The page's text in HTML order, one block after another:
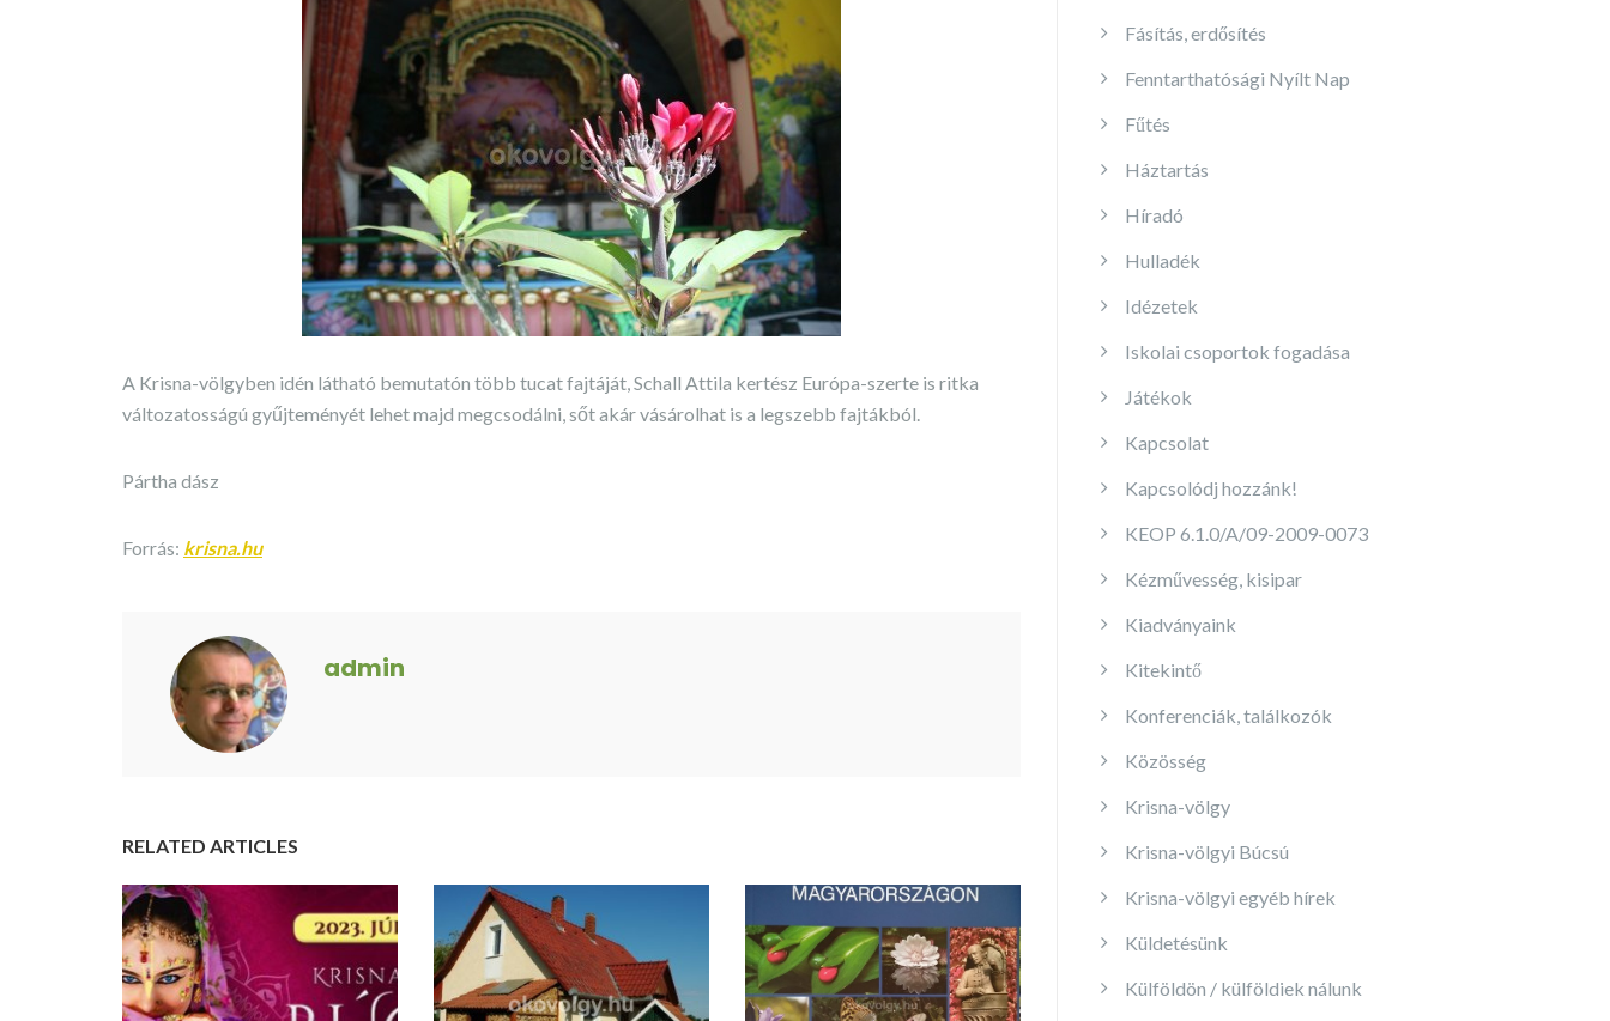
A Krisna-völgyben idén látható bemutatón több tucat fajtáját, Schall Attila kertész Európa-szerte is ritka
változatosságú gyűjteményét lehet majd megcsodálni, sőt akár vásárolhat is a legszebb fajtákból.
Pártha dász
Forrás: krisna.hu
admin
RELATED ARTICLES
Fásítás, erdősítés
Fenntarthatósági Nyílt Nap
Fűtés
Háztartás
Híradó
Hulladék
Idézetek
Iskolai csoportok fogadása
Játékok
Kapcsolat
Kapcsolódj hozzánk!
KEOP 6.1.0/A/09-2009-0073
Kézművesség, kisipar
Kiadványaink
Kitekintő
Konferenciák, találkozók
Közösség
Krisna-völgy
Krisna-völgyi Búcsú
Krisna-völgyi egyéb hírek
Küldetésünk
Külföldön / külföldiek nálunk